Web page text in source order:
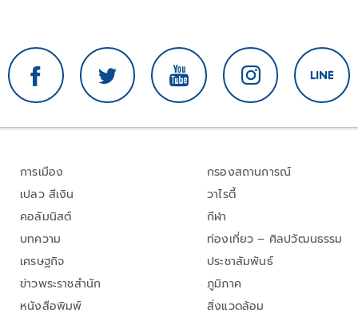
การเมือง
เปลว สีเงิน
คอลัมนิสต์
บทความ
เศรษฐกิจ
ข่าวพระราชสำนัก
หนังสือพิมพ์
กรองสถานการณ์
วาไรตี้
กีฬา
ท่องเที่ยว – ศิลปวัฒนธรรม
ประชาสัมพันธ์
ภูมิภาค
สิ่งแวดล้อม